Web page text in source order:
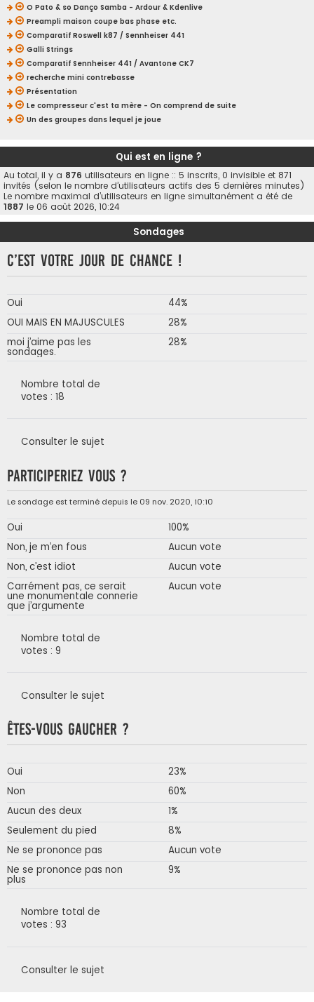
O Pato & so Danço Samba - Ardour & Kdenlive
Preampli maison coupe bas phase etc.
Comparatif Roswell k87 / Sennheiser 441
Galli Strings
Comparatif Sennheiser 441 / Avantone CK7
recherche mini contrebasse
Présentation
Le compresseur c'est ta mère - On comprend de suite
Un des groupes dans lequel je joue
Qui est en ligne ?
Au total, il y a 876 utilisateurs en ligne :: 5 inscrits, 0 invisible et 871
invités (selon le nombre d’utilisateurs actifs des 5 dernières minutes)
Le nombre maximal d’utilisateurs en ligne simultanément a été de
1887 le 06 août 2026, 10:24
Sondages
C’est votre jour de chance !
Oui
44%
OUI MAIS EN MAJUSCULES
28%
moi j’aime pas les
sondages.
28%
Nombre total de
votes : 18
Consulter le sujet
Participeriez vous ?
Le sondage est terminé depuis le 09 nov. 2020, 10:10
Oui
100%
Non, je m’en fous
Aucun vote
Non, c’est idiot
Aucun vote
Carrément pas, ce serait
une monumentale connerie
que j’argumente
Aucun vote
Nombre total de
votes : 9
Consulter le sujet
Êtes-vous gaucher ?
Oui
23%
Non
60%
Aucun des deux
1%
Seulement du pied
8%
Ne se prononce pas
Aucun vote
Ne se prononce pas non
plus
9%
Nombre total de
votes : 93
Consulter le sujet